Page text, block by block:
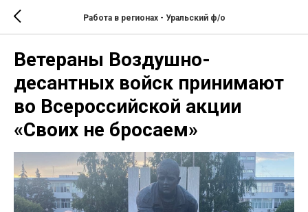
Работа в регионах - Уральский ф/о
Ветераны Воздушно-
десантных войск принимают
во Всероссийской акции
«Своих не бросаем»